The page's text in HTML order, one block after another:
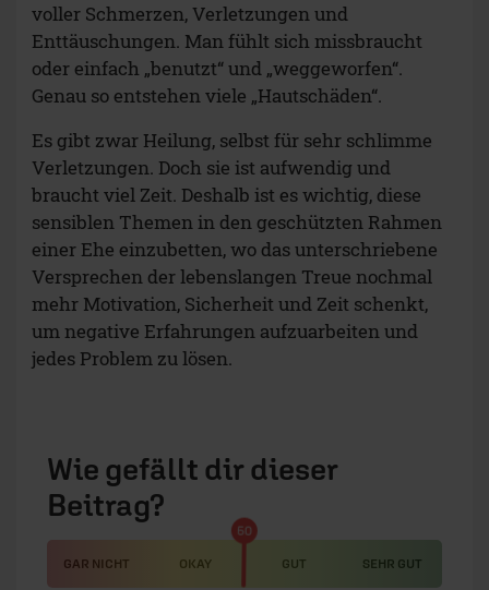
voller Schmerzen, Verletzungen und
Enttäuschungen. Man fühlt sich missbraucht
oder einfach „benutzt“ und „weggeworfen“.
Genau so entstehen viele „Hautschäden“.
Es gibt zwar Heilung, selbst für sehr schlimme
Verletzungen. Doch sie ist aufwendig und
braucht viel Zeit. Deshalb ist es wichtig, diese
sensiblen Themen in den geschützten Rahmen
einer Ehe einzubetten, wo das unterschriebene
Versprechen der lebenslangen Treue nochmal
mehr Motivation, Sicherheit und Zeit schenkt,
um negative Erfahrungen aufzuarbeiten und
jedes Problem zu lösen.
Wie gefällt dir dieser
Beitrag?
GAR NICHT OKAY GUT SEHR GUT
50